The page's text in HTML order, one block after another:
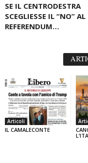
SE IL CENTRODESTRA
SCEGLIESSE IL “NO” AL
REFERENDUM…
Articoli
IL CAMALECONTE